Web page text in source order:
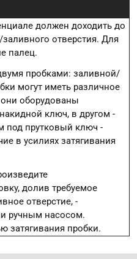
должен доходить до
отверстия. Для
палец.
пробками: заливной/
могут иметь различное
оборудованы
ключ, в другом -
под прутковый ключ -
в усилиях затягивания
долив требуемое
отверстие, -
ручным насосом.
затягивания пробки.